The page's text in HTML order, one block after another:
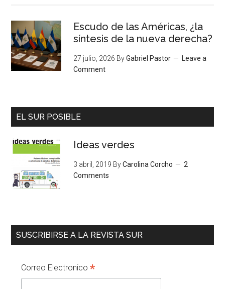
Escudo de las Américas, ¿la
síntesis de la nueva derecha?
27 julio, 2026 ByGabriel Pastor
Leave a
Comment
EL SUR POSIBLE
Ideas verdes
3 abril, 2019 ByCarolina Corcho
2
Comments
SUSCRIBIRSE A LA REVISTA SUR
Correo Electronico*